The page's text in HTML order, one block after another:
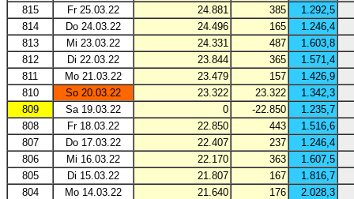
815 Fr 25.03.22 24.881 385
1.292,5
814
Do 24.03.22 24.496 165
1.246,4
813
Mi 23.03.22 24.331 487
1.603,8
812
Di 22.03.22 23.844 365
1.571,4
811
Mo 21.03.22 23.479 157
1.426,9
810
So 20.03.22 23.322 23.322
1.342,3
809
Sa 19.03.22 0 -22.850
1.235,7
808
Fr 18.03.22 22.850 443
1.516,6
807
Do 17.03.22 22.407 237
1.246,4
806
Mi 16.03.22 22.170 363
1.607,5
805
Di 15.03.22 21.807 167
1.816,7
804
Mo 14.03.22 21.640 176
2.028,3